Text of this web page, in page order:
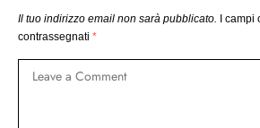
Il tuo indirizzo email non sarà pubblicato. I campi
contrassegnati *